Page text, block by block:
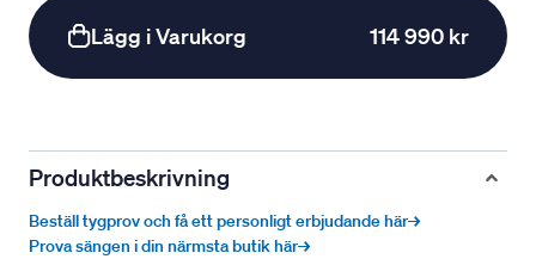
Lägg i Varukorg 114 990 kr
Produktbeskrivning
Beställ tygprov och få ett personligt erbjudande här→
Prova sängen i din närmsta butik här→